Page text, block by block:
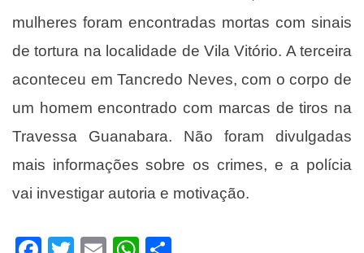
mulheres foram encontradas mortas com sinais
de tortura na localidade de Vila Vitório. A terceira
aconteceu em Tancredo Neves, com o corpo de
um homem encontrado com marcas de tiros na
Travessa Guanabara. Não foram divulgadas
mais informações sobre os crimes, e a polícia
vai investigar autoria e motivação.